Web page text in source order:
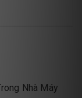
Nhà Máy